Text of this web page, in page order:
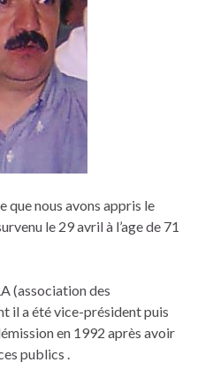
que nous avons appris le
le 29 avril à l’age de 71
(association des
il a été vice-président puis
en 1992 après avoir
publics .